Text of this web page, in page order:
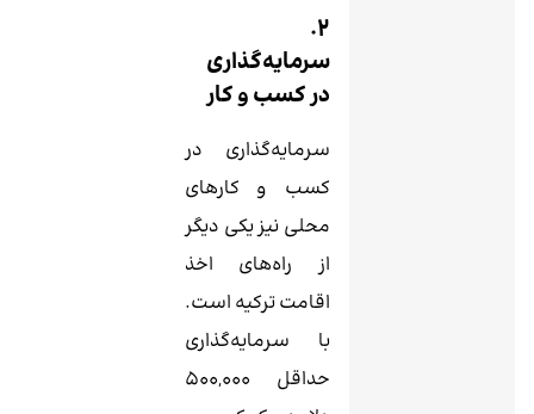
2.
سرمایه‌گذاری
در کسب و کار
سرمایه‌گذاری در
کسب و کارهای
محلی نیز یکی دیگر
از راه‌های اخذ
اقامت ترکیه است.
با سرمایه‌گذاری
حداقل 500,000